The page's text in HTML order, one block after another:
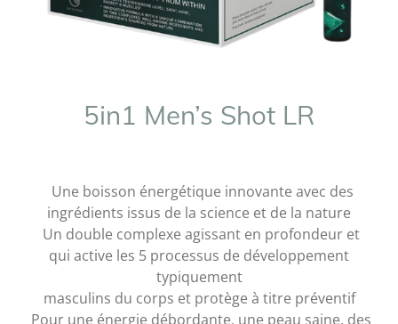
5in1 Men’s Shot LR
Une boisson énergétique innovante avec des
ingrédients issus de la science et de la nature
Un double complexe agissant en profondeur et
qui active les 5 processus de développement
typiquement
masculins du corps et protège à titre préventif
Pour une énergie débordante, une peau saine, des